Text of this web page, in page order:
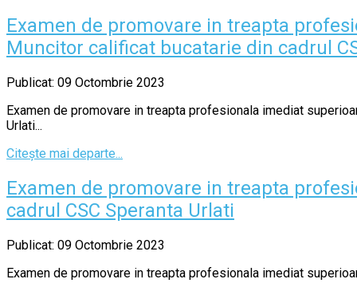
Examen de promovare in treapta
Muncitor calificat bucatarie din cadrul
Publicat: 09 Octombrie 2023
Examen de promovare in treapta profesionala imediat
Urlati...
Citește mai departe...
Examen de promovare in treapta
cadrul CSC Speranta Urlati
Publicat: 09 Octombrie 2023
Examen de promovare in treapta profesionala imediat